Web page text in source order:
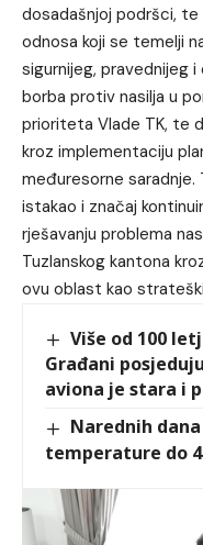
dosadašnjoj podršci,
odnosa koji se temelji
sigurnijeg, pravednijeg
borba protiv nasilja u
prioriteta Vlade TK, te
kroz implementaciju
međuresorne saradnje.
istakao i značaj
rješavanju problema
Tuzlanskog kantona
ovu oblast kao
Više od 100
Građani
aviona je stara i
Narednih
temperature do